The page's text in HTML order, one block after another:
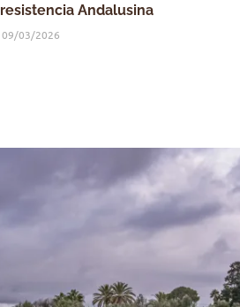
resistencia Andalusina
09/03/2026